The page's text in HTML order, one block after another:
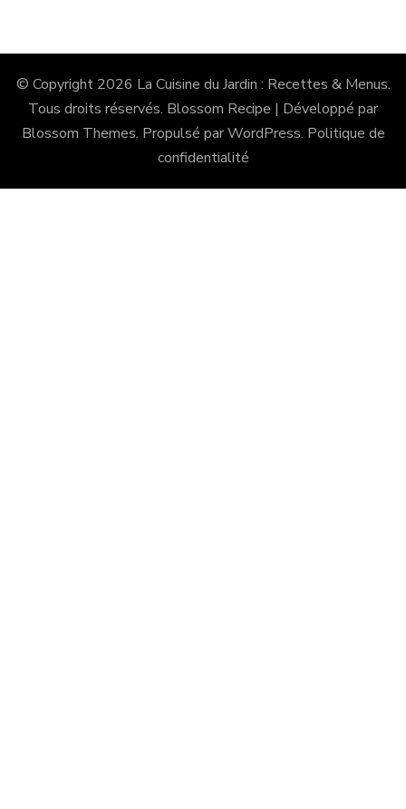
© Copyright 2026 La Cuisine du Jardin : Recettes & Menus.
Tous droits réservés. Blossom Recipe | Développé par
Blossom Themes. Propulsé parWordPress. Politique de
confidentialité